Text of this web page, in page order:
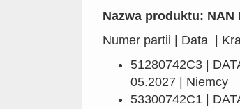
Nazwa produktu: NAN
Numer partii | Data |
51280742C3 |
05.2027 | Niemcy
53300742C1 |